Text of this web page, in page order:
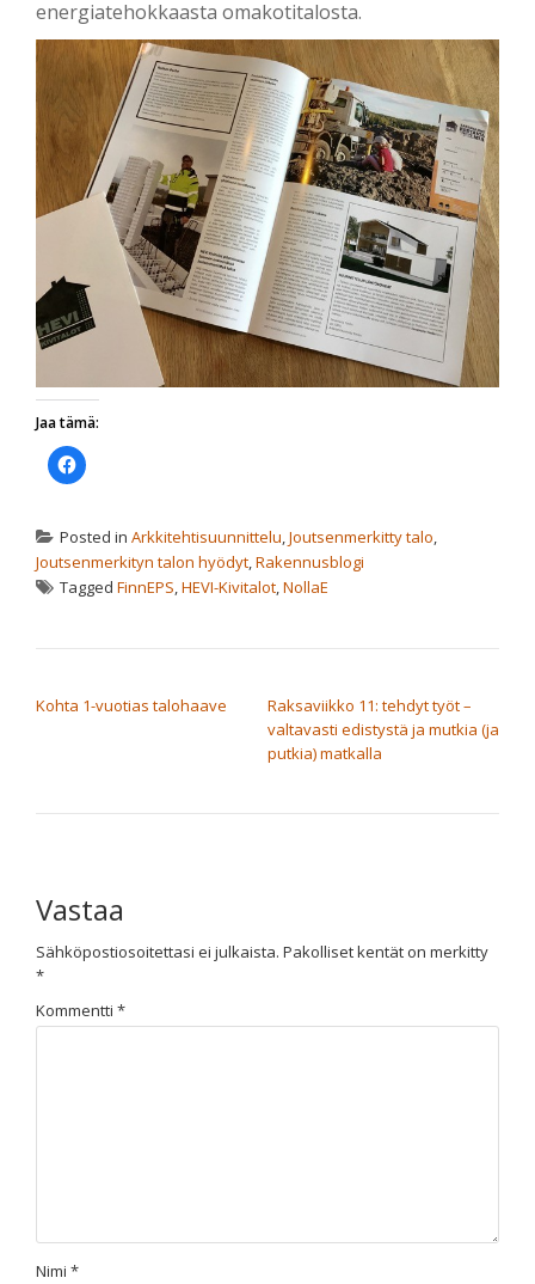
energiatehokkaasta omakotitalosta.
Jaa tämä:
Jaa
Facebookissa(Avautuu
Posted in Arkkitehtisuunnittelu,Joutsenmerkitty talo,
Joutsenmerkityn talon hyödyt,Rakennusblogi
Tagged FinnEPS,HEVI-Kivitalot,NollaE
Kohta 1-vuotias talohaave
Raksaviikko 11: tehdyt työt –
valtavasti edistystä ja mutkia (ja
putkia) matkalla
Vastaa
Sähköpostiosoitettasi ei julkaista. Pakolliset kentät on merkitty
*
Kommentti *
Nimi *